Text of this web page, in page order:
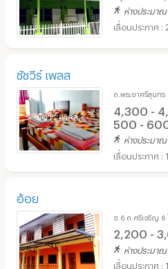
ห่างประมาณ
ชัชวีร์ เพลส
ถ.พระยาศรีสุนทร
4,300 -
500 -
ห่างประมาณ
อ้อย
ซ.6 ถ.ศรีเจริญ 6 โ
2,200 -
ห่างประมาณ